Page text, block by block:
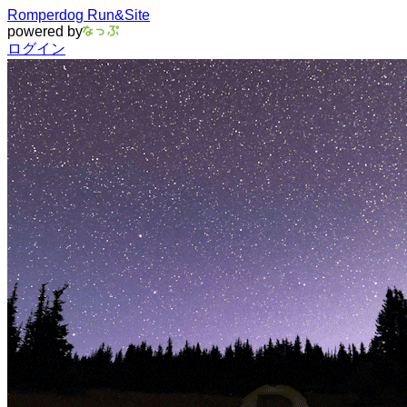
Romperdog Run&Site
powered by
ログイン